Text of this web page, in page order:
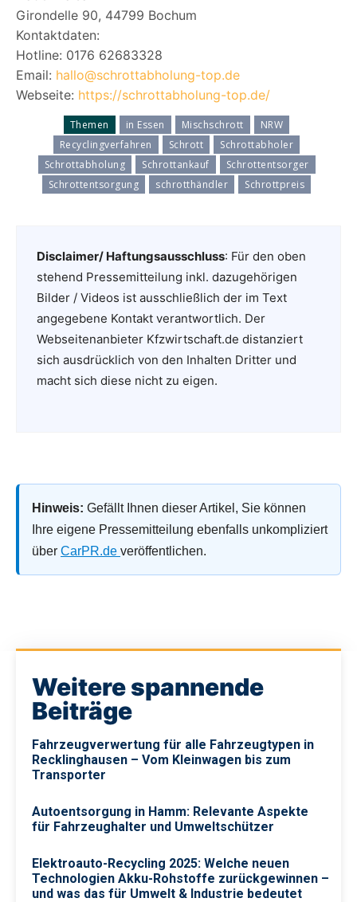
Girondelle 90, 44799 Bochum
Kontaktdaten:
Hotline: 0176 62683328
Email: hallo@schrottabholung-top.de
Webseite: https://schrottabholung-top.de/
Themen in Essen Mischschrott
NRW
Recyclingverfahren
Schrott
Schrottabholer
Schrottabholung
Schrottankauf
Schrottentsorger
Schrottentsorgung
schrotthändler Schrottpreis
Disclaimer/ Haftungsausschluss: Für den oben
stehend Pressemitteilung inkl. dazugehörigen
Bilder / Videos ist ausschließlich der im Text
angegebene Kontakt verantwortlich. Der
Webseitenanbieter Kfzwirtschaft.de distanziert
sich ausdrücklich von den Inhalten Dritter und
macht sich diese nicht zu eigen.
Hinweis: Gefällt Ihnen dieser Artikel, Sie können
Ihre eigene Pressemitteilung ebenfalls unkompliziert
über CarPR.de veröffentlichen.
Weitere spannende
Beiträge
Fahrzeugverwertung für alle Fahrzeugtypen in
Recklinghausen – Vom Kleinwagen bis zum
Transporter
Autoentsorgung in Hamm: Relevante Aspekte
für Fahrzeughalter und Umweltschützer
Elektroauto-Recycling 2025: Welche neuen
Technologien Akku-Rohstoffe zurückgewinnen –
und was das für Umwelt & Industrie bedeutet